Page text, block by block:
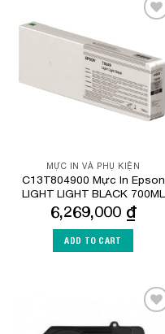
MỰC IN VÀ PHỤ KIỆN
C13T804900 Mực In Epson
LIGHT LIGHT BLACK 700ML
6,269,000 ₫
ADD TO CART
Add to